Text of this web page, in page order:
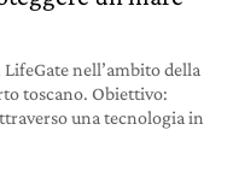
nell’ambito della
toscano. Obiettivo:
una tecnologia in